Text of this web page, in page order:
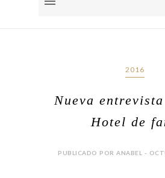
2016
Nueva
Hotel de
PUBLICADO POR ANABEL -